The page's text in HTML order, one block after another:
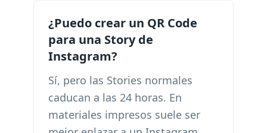
¿Puedo crear un QR Code
para una Story de
Instagram?
Sí, pero las Stories normales
caducan a las 24 horas. En
materiales impresos suele ser